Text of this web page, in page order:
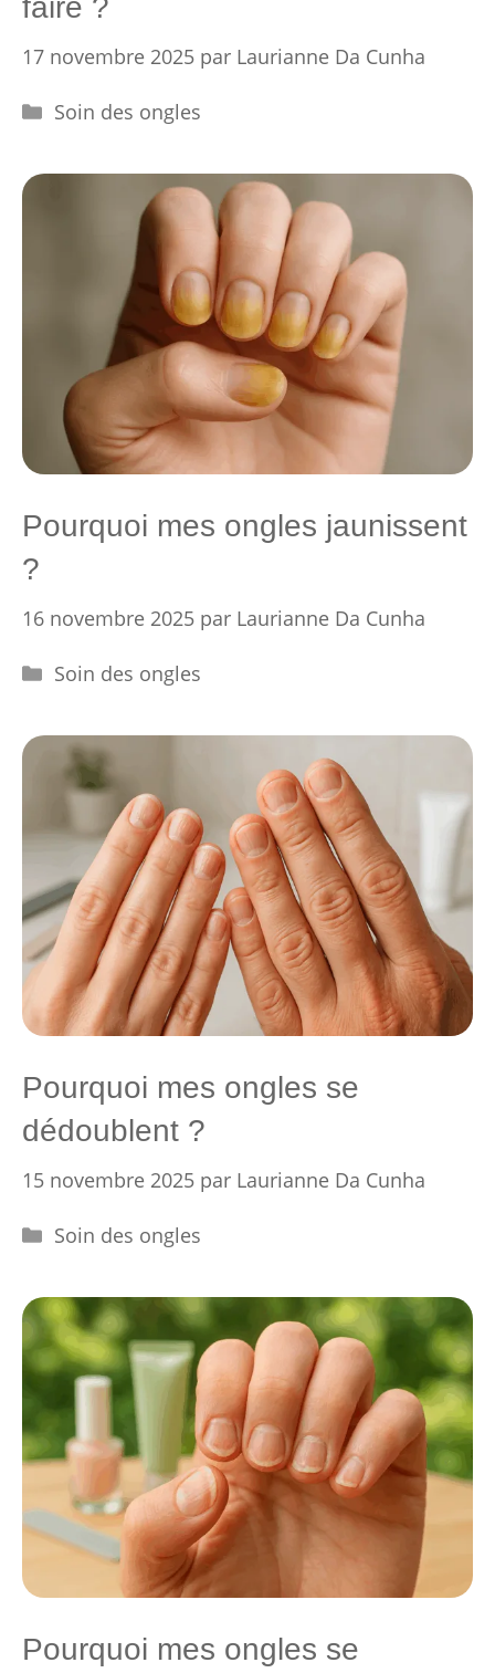
faire ?
17 novembre 2025 par Laurianne Da Cunha
Catégories
Soin des ongles
Pourquoi mes ongles jaunissent
?
16 novembre 2025 par Laurianne Da Cunha
Catégories
Soin des ongles
Pourquoi mes ongles se
dédoublent ?
15 novembre 2025 par Laurianne Da Cunha
Catégories
Soin des ongles
Pourquoi mes ongles se